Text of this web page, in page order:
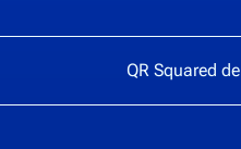
QR Squared de